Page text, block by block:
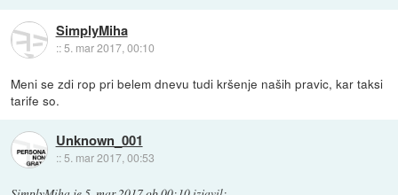
SimplyMiha
::5. mar 2017, 00:10
Meni se zdi rop pri belem dnevu tudi kršenje naših pravic, kar taksi
tarife so.
Unknown_001
:: 5. mar 2017, 00:53